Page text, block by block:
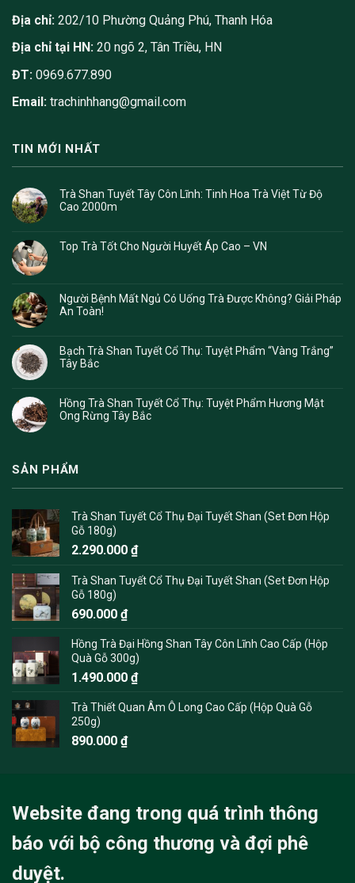
Địa chỉ: 202/10 Phường Quảng Phú, Thanh Hóa
Địa chỉ tại HN: 20 ngõ 2, Tân Triều, HN
ĐT: 0969.677.890
Email: trachinhhang@gmail.com
TIN MỚI NHẤT
Trà Shan Tuyết Tây Côn Lĩnh: Tinh Hoa Trà Việt Từ Độ
Cao 2000m
Top Trà Tốt Cho Người Huyết Áp Cao – VN
Người Bệnh Mất Ngủ Có Uống Trà Được Không? Giải Pháp
An Toàn!
Bạch Trà Shan Tuyết Cổ Thụ: Tuyệt Phẩm “Vàng Trắng”
Tây Bắc
Hồng Trà Shan Tuyết Cổ Thụ: Tuyệt Phẩm Hương Mật
Ong Rừng Tây Bắc
SẢN PHẨM
Trà Shan Tuyết Cổ Thụ Đại Tuyết Shan (Set Đơn Hộp
Gỗ 180g)
2.290.000 ₫
Trà Shan Tuyết Cổ Thụ Đại Tuyết Shan (Set Đơn Hộp
Gỗ 180g)
690.000 ₫
Hồng Trà Đại Hồng Shan Tây Côn Lĩnh Cao Cấp (Hộp
Quà Gỗ 300g)
1.490.000 ₫
Trà Thiết Quan Âm Ô Long Cao Cấp (Hộp Quà Gỗ
250g)
890.000 ₫
Website đang trong quá trình thông
báo với bộ công thương và đợi phê
duyệt.